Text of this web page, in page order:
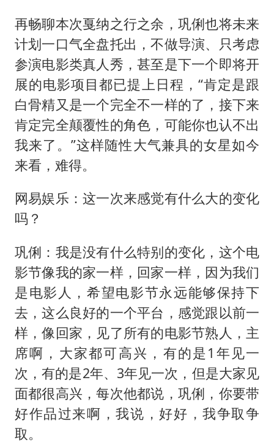
再畅聊本次戛纳之行之余，巩俐也将未来
计划一口气全盘托出，不做导演、只考虑
参演电影类真人秀，甚至是下一个即将开
展的电影项目都已提上日程，“肯定是跟
白骨精又是一个完全不一样的了，接下来
肯定完全颠覆性的角色，可能你也认不出
我来了。”这样随性大气兼具的女星如今
来看，难得。
网易娱乐：这一次来感觉有什么大的变化
吗？
巩俐：我是没有什么特别的变化，这个电
影节像我的家一样，回家一样，因为我们
是电影人，希望电影节永远能够保持下
去，这么良好的一个平台，感觉跟以前一
样，像回家，见了所有的电影节熟人，主
席啊，大家都可高兴，有的是1年见一
次，有的是2年、3年见一次，但是大家见
面都很高兴，每次他都说，巩俐，你要带
好作品过来啊，我说，好好，我争取争
取。